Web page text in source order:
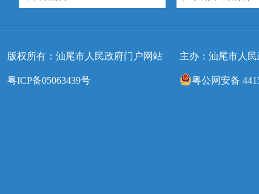
版权所有：汕尾市人民政府门户网站 主办：汕尾市人
粤ICP备05063439号 粤公网安备